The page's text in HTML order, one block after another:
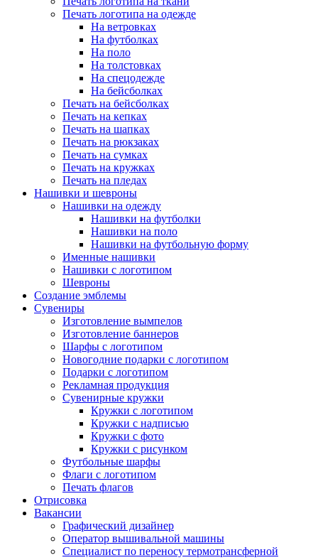
Печать логотипа на одежде
На ветровках
На футболках
На поло
На толстовках
На спецодежде
На бейсболках
Печать на бейсболках
Печать на кепках
Печать на шапках
Печать на рюкзаках
Печать на сумках
Печать на кружках
Печать на пледах
Нашивки и шевроны
Нашивки на одежду
Нашивки на футболки
Нашивки на поло
Нашивки на футбольную форму
Именные нашивки
Нашивки с логотипом
Шевроны
Создание эмблемы
Сувениры
Изготовление вымпелов
Изготовление баннеров
Шарфы с логотипом
Новогодние подарки с логотипом
Подарки с логотипом
Рекламная продукция
Сувенирные кружки
Кружки с логотипом
Кружки с надписью
Кружки с фото
Кружки с рисунком
Футбольные шарфы
Флаги с логотипом
Печать флагов
Отрисовка
Вакансии
Графический дизайнер
Оператор вышивальной машины
Специалист по переносу термотрансферной